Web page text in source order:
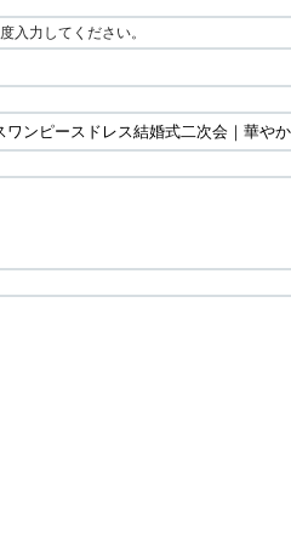
入力してください。